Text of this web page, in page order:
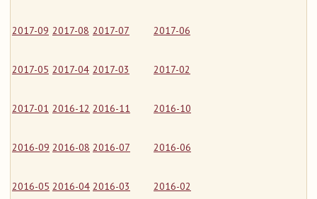
2017-09 2017-08 2017-07 2017-06
2017-05 2017-04 2017-03 2017-02
2017-01 2016-12 2016-11 2016-10
2016-09 2016-08 2016-07 2016-06
2016-05 2016-04 2016-03 2016-02